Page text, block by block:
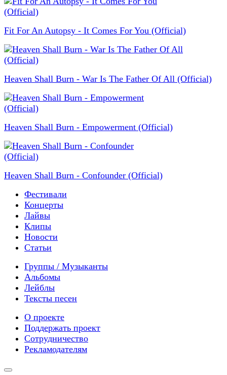
Fit For An Autopsy - It Comes For You (Official)
Heaven Shall Burn - War Is The Father Of All (Official)
Heaven Shall Burn - Empowerment (Official)
Heaven Shall Burn - Confounder (Official)
Фестивали
Концерты
Лайвы
Клипы
Новости
Статьи
Группы / Музыканты
Альбомы
Лейблы
Тексты песен
О проекте
Поддержать проект
Сотрудничество
Рекламодателям